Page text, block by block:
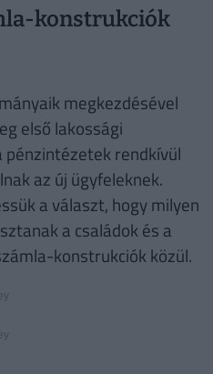
konstrukciók
megkezdésével
első lakossági
rendkívül
az új ügyfeleknek.
a választ, hogy milyen
a családok és a
konstrukciók közül.